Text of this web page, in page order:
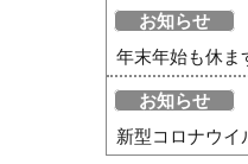
お知らせ
年末年始も休ま
お知らせ
新型コロナウイ